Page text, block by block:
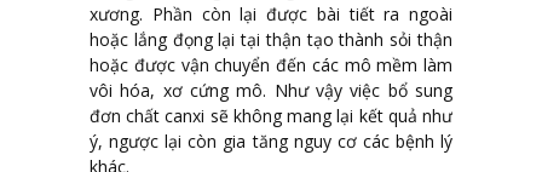
xương. Phần còn lại được bài tiết ra ngoài
hoặc lắng đọng lại tại thận tạo thành sỏi thận
hoặc được vận chuyển đến các mô mềm làm
vôi hóa, xơ cứng mô. Như vậy việc bổ sung
đơn chất canxi sẽ không mang lại kết quả như
ý, ngược lại còn gia tăng nguy cơ các bệnh lý
khác.